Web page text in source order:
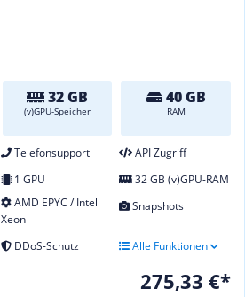
32 GB
(v)GPU-Speicher
40 GB
RAM
Telefonsupport
API Zugriff
1 GPU
32 GB (v)GPU-RAM
AMD EPYC / Intel
Xeon
Snapshots
DDoS-Schutz Alle Funktionen
275,33 €*